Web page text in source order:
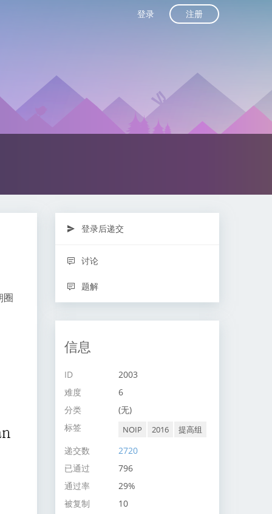
登录 注册
圈
登录后递交
讨论
题解
信息
ID
2003
难度
6
分类
(无)
标签
NOIP 2016 提高组
递交数
2720
已通过
796
通过率
29%
被复制
10